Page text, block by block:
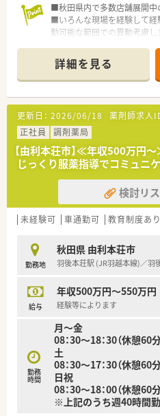
キャリアステップアップを目
いますので、非常にやりがい
店舗への開発や店舗配属など
■多科目の経験をしたい！と
持ちも相談可能で、異動希望
頂けます。
■独立開業支援も行っており
として勤務しながら、ノウハ
無く、完全独立店舗で開業と
談をはじめ、薬事情報の提供
す。
■慶弔特別休暇・慶弔見舞金
ポート、e-ラーニングの無料
制度、退職金制度など様々な
＜こんな方にもオススメ＞
■地元の薬局でありながら充
■独立に興味がある方
■秋田県内で多数店舗展開中
■いろんな現場を経験して経
勤可能な範囲での異動考慮し
詳細を見る
更新日： 2026/06/18 薬剤師求人
正社員
調剤薬局
【由利本荘市】≪年収500万円
じっくり服薬指導でコミュニ
検討リ
未経験可 車通勤可 教育制度あり
勤務地
秋田県 由利本荘市
羽後本荘駅 (JR羽越本線)／羽
給与
年収500万円～550万円
経験等によります
勤務
時間
月～金
08：30～18：30（休憩60分
土
08：30～17：30（休憩60分
日祝
08：30～18：00（休憩60分
※上記のうち週40時間